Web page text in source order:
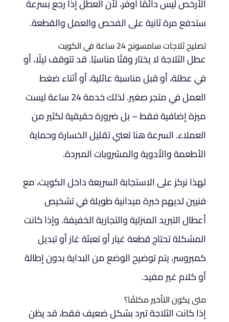
الأرخص ليس دائمًا أوفر، لأن العطل إذا رجع بسرعة
ستدفع مرة ثانية على الفحص والعمل والقطعة.
تصليح ثلاجات سامسونج 24 ساعة في الكويت
عطل الثلاجة لا يختار وقتًا مناسبًا. قد تتوقف ليلًا، أو
في عطلة، أو قبل مناسبة عائلية، أو أثناء ضغط
العمل في متجر صغير. لذلك خدمة 24 ساعة ليست
ميزة إضافية فقط – بل ضرورة حقيقية لكثير من
العملاء. السرعة هنا تعني تقليل الخسارة وحماية
الأطعمة والأدوية والمشروبات المبردة.
لهذا نركز على الاستجابة السريعة داخل الكويت، مع
فنيين لديهم خبرة ميدانية طويلة في تشخيص
أعطال التبريد المنزلية والتجارية الخفيفة. وإذا كانت
المشكلة تحتاج قطعة غيار أو تعبئة غاز أو تبديل
كمبروسر، يتم توضيح الوضع من البداية بدون إطالة
أو كلام غير مفيد.
متى يكون التأخير مكلفًا؟
إذا كانت الثلاجة تبرد بشكل ضعيف فقط، قد يظن